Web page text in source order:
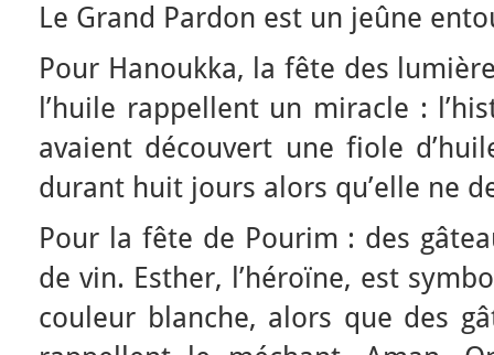
Le Grand Pardon est un jeûne
Pour Hanoukka, la fête des
l’huile rappellent un miracle :
avaient découvert une fiole
durant huit jours alors qu’elle ne
Pour la fête de Pourim : des
de vin. Esther, l’héroïne, est
couleur blanche, alors que des